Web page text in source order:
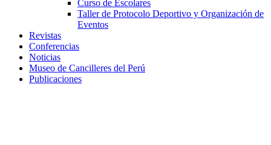
Curso de Escolares
Taller de Protocolo Deportivo y Organización de
Eventos
Revistas
Conferencias
Noticias
Museo de Cancilleres del Perú
Publicaciones